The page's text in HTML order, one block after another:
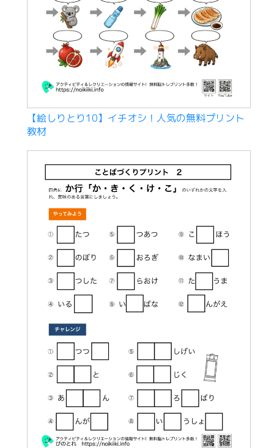
【絵しりとり10】イチオシ！人気の無料プリント
教材